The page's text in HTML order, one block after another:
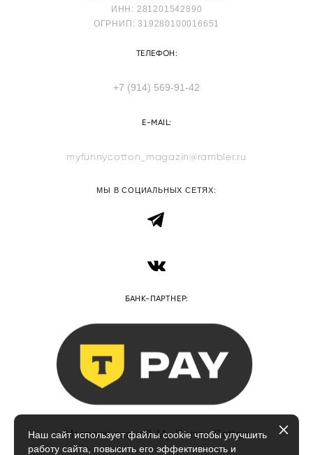
ИНН: 281201542890
ОГРНИП: 319280100016651
ТЕЛЕФОН:
+7 (914) 569-91-42
E-MAIL:
myfunnycotton_magazin@rambler.ru
МЫ В СОЦИАЛЬНЫХ СЕТЯХ:
БАНК-ПАРТНЕР:
Магазин тканей My Funny Cotton
Наш сайт использует файлы cookie чтобы улучшить
работу сайта, повысить его эффективность и